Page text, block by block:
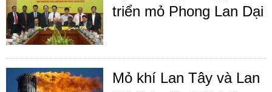
triển mỏ Phong Lan Dại
Mỏ khí Lan Tây và Lan